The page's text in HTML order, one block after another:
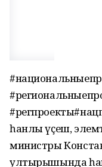
һанлы үҫеш,
министры
ултырышында